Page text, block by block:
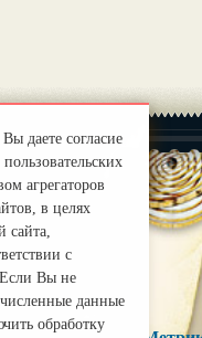
даете согласие
агрегаторов
в целях
сайта,
с
Если Вы не
данные
обработку